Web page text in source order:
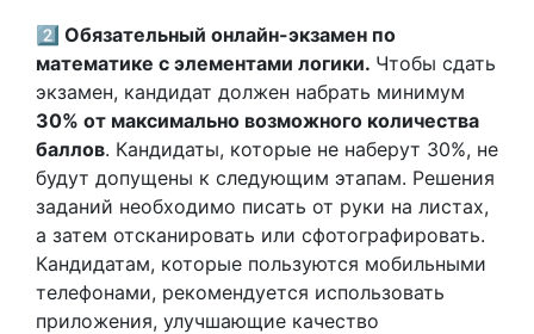
2️⃣ Обязательный онлайн-экзамен по
математике с элементами логики. Чтобы сдать
экзамен, кандидат должен набрать минимум
30% от максимально возможного количества
баллов. Кандидаты, которые не наберут 30%, не
будут допущены к следующим этапам. Решения
заданий необходимо писать от руки на листах,
а затем отсканировать или сфотографировать.
Кандидатам, которые пользуются мобильными
телефонами, рекомендуется использовать
приложения, улучшающие качество